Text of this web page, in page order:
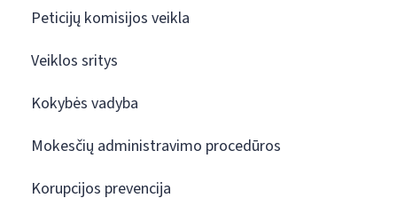
Peticijų komisijos veikla
Veiklos sritys
Kokybės vadyba
Mokesčių administravimo procedūros
Korupcijos prevencija